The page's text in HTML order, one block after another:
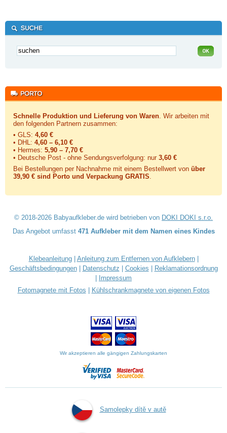
Schnelle Produktion und Lieferung von Waren. Wir arbeiten mit
den folgenden Partnern zusammen:
• GLS: 4,60 €
• DHL: 4,60 – 6,10 €
• Hermes: 5,90 – 7,70 €
• Deutsche Post - ohne Sendungsverfolgung: nur 3,60 €
Bei Bestellungen per Nachnahme mit einem Bestellwert von über
39,90 € sind Porto und Verpackung GRATIS.
© 2018-2026 Babyaufkleber.de wird betrieben von DOKI DOKI s.r.o.
Das Angebot umfasst 471 Aufkleber mit dem Namen eines Kindes
Klebeanleitung| Anleitung zum Entfernen von Aufklebern|
Geschäftsbedingungen| Datenschutz Cookies
Reklamationsordnung
Impressum
Fotomagnete mit Fotos
Kühlschrankmagnete von eigenen Fotos
Wir akzeptieren alle gängigen Zahlungskarten
Samolepky dítě v autě